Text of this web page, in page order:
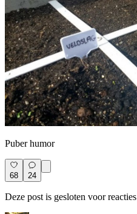
Puber humor
68 24
Deze post is gesloten voor reacties